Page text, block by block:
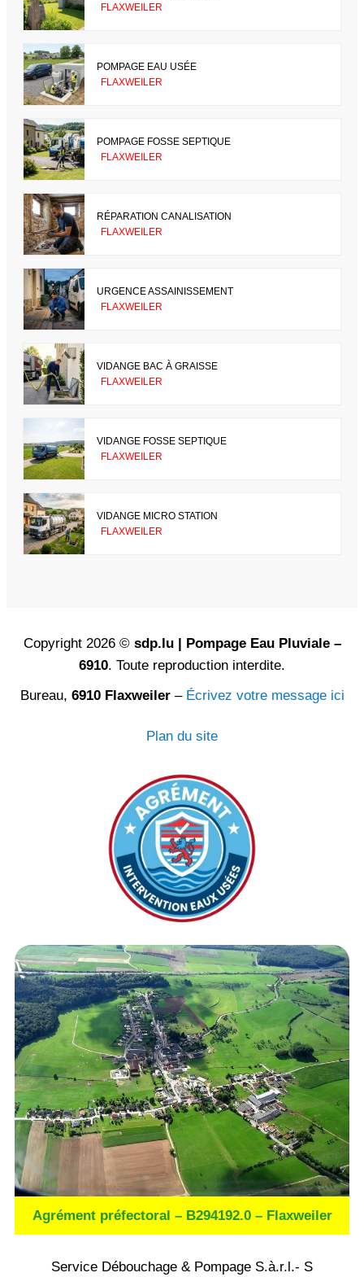
FLAXWEILER
POMPAGE EAU USÉE
FLAXWEILER
POMPAGE FOSSE SEPTIQUE
FLAXWEILER
RÉPARATION CANALISATION
FLAXWEILER
URGENCE ASSAINISSEMENT
FLAXWEILER
VIDANGE BAC À GRAISSE
FLAXWEILER
VIDANGE FOSSE SEPTIQUE
FLAXWEILER
VIDANGE MICRO STATION
FLAXWEILER
Copyright 2026 © sdp.lu | Pompage Eau Pluviale –
6910. Toute reproduction interdite.
Bureau, 6910 Flaxweiler– Écrivez votre message ici
Plan du site
Agrément préfectoral – B294192.0 – Flaxweiler
Service Débouchage & Pompage S.à.r.l.- S